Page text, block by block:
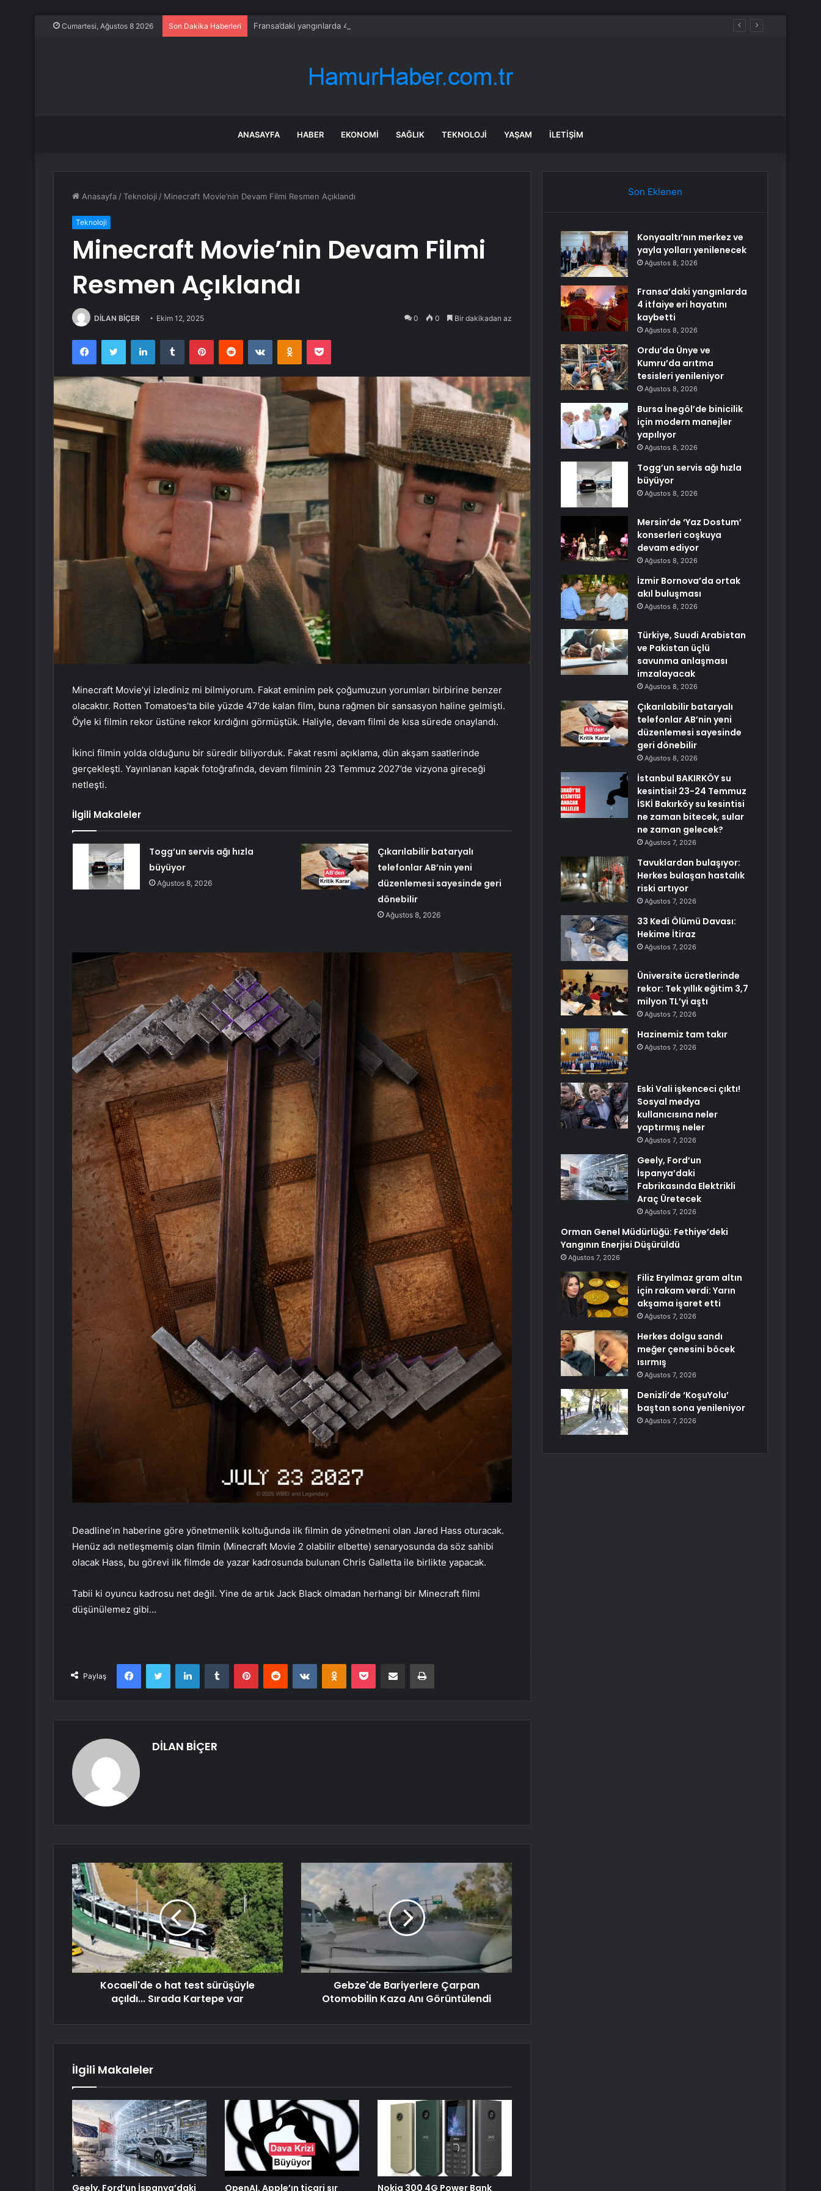
Cumartesi, Ağustos 8 2026 Son Dakika Haberleri Fransa’daki yangınlarda 4 itfaiye eri hayatını kaybetti
ANASAYFA HABER EKONOMI SAĞLIK TEKNOLOJI YAŞAM İLETIŞIM
Anasayfa /Teknoloji / Minecraft Movie’nin Devam Filmi Resmen Açıklandı
Teknoloji
Minecraft Movie’nin Devam Filmi
Resmen Açıklandı
DİLAN BİÇER Ekim 12, 2025 0 0 Bir dakikadan az
FacebookTwitter LinkedInTumblr PinterestReddit VKontakteOdnoklassniki
Pocket
Minecraft Movie’yi izlediniz mi bilmiyorum. Fakat eminim pek çoğumuzun yorumları birbirine benzer
olacaktır. Rotten Tomatoes’ta bile yüzde 47’de kalan film, buna rağmen bir sansasyon haline gelmişti.
Öyle ki filmin rekor üstüne rekor kırdığını görmüştük. Haliyle, devam filmi de kısa sürede onaylandı.
İkinci filmin yolda olduğunu bir süredir biliyorduk. Fakat resmi açıklama, dün akşam saatlerinde
gerçekleşti. Yayınlanan kapak fotoğrafında, devam filminin 23 Temmuz 2027’de vizyona gireceği
netleşti.
İlgili Makaleler
Togg’un servis ağı hızla
büyüyor
Ağustos 8, 2026
Çıkarılabilir bataryalı
telefonlar AB’nin yeni
düzenlemesi sayesinde geri
dönebilir
Ağustos 8, 2026
Deadline’ın haberine göre yönetmenlik koltuğunda ilk filmin de yönetmeni olan Jared Hass oturacak.
Henüz adı netleşmemiş olan filmin (Minecraft Movie 2 olabilir elbette) senaryosunda da söz sahibi
olacak Hass, bu görevi ilk filmde de yazar kadrosunda bulunan Chris Galletta ile birlikte yapacak.
Tabii ki oyuncu kadrosu net değil. Yine de artık Jack Black olmadan herhangi bir Minecraft filmi
düşünülemez gibi…
Paylaş
FacebookTwitter LinkedInTumblr PinterestReddit VKontakteOdnoklassniki
Pocket E-Posta ile paylaş Yazdır
DİLAN BİÇER
Kocaeli'de o hat test sürüşüyle
açıldı... Sırada Kartepe var
Gebze'de Bariyerlere Çarpan
Otomobilin Kaza Anı Görüntülendi
İlgili Makaleler
Geely, Ford’un İspanya’daki OpenAI, Apple’ın ticari sır Nokia 300 4G Power Bank
Son Eklenen
Konyaaltı’nın merkez ve
yayla yolları yenilenecek
Ağustos 8, 2026
Fransa’daki yangınlarda
4 itfaiye eri hayatını
kaybetti
Ağustos 8, 2026
Ordu’da Ünye ve
Kumru’da arıtma
tesisleri yenileniyor
Ağustos 8, 2026
Bursa İnegöl’de binicilik
için modern manejler
yapılıyor
Ağustos 8, 2026
Togg’un servis ağı hızla
büyüyor
Ağustos 8, 2026
Mersin’de ‘Yaz Dostum’
konserleri coşkuya
devam ediyor
Ağustos 8, 2026
İzmir Bornova’da ortak
akıl buluşması
Ağustos 8, 2026
Türkiye, Suudi Arabistan
ve Pakistan üçlü
savunma anlaşması
imzalayacak
Ağustos 8, 2026
Çıkarılabilir bataryalı
telefonlar AB’nin yeni
düzenlemesi sayesinde
geri dönebilir
Ağustos 8, 2026
İstanbul BAKIRKÖY su
kesintisi! 23-24 Temmuz
İSKİ Bakırköy su kesintisi
ne zaman bitecek, sular
ne zaman gelecek?
Ağustos 7, 2026
Tavuklardan bulaşıyor:
Herkes bulaşan hastalık
riski artıyor
Ağustos 7, 2026
33 Kedi Ölümü Davası:
Hekime İtiraz
Ağustos 7, 2026
Üniversite ücretlerinde
rekor: Tek yıllık eğitim 3,7
milyon TL’yi aştı
Ağustos 7, 2026
Hazinemiz tam takır
Ağustos 7, 2026
Eski Vali işkenceci çıktı!
Sosyal medya
kullanıcısına neler
yaptırmış neler
Ağustos 7, 2026
Geely, Ford’un
İspanya’daki
Fabrikasında Elektrikli
Araç Üretecek
Ağustos 7, 2026
Orman Genel Müdürlüğü: Fethiye’deki
Yangının Enerjisi Düşürüldü
Ağustos 7, 2026
Filiz Eryılmaz gram altın
için rakam verdi: Yarın
akşama işaret etti
Ağustos 7, 2026
Herkes dolgu sandı
meğer çenesini böcek
ısırmış
Ağustos 7, 2026
Denizli’de ‘KoşuYolu’
baştan sona yenileniyor
Ağustos 7, 2026